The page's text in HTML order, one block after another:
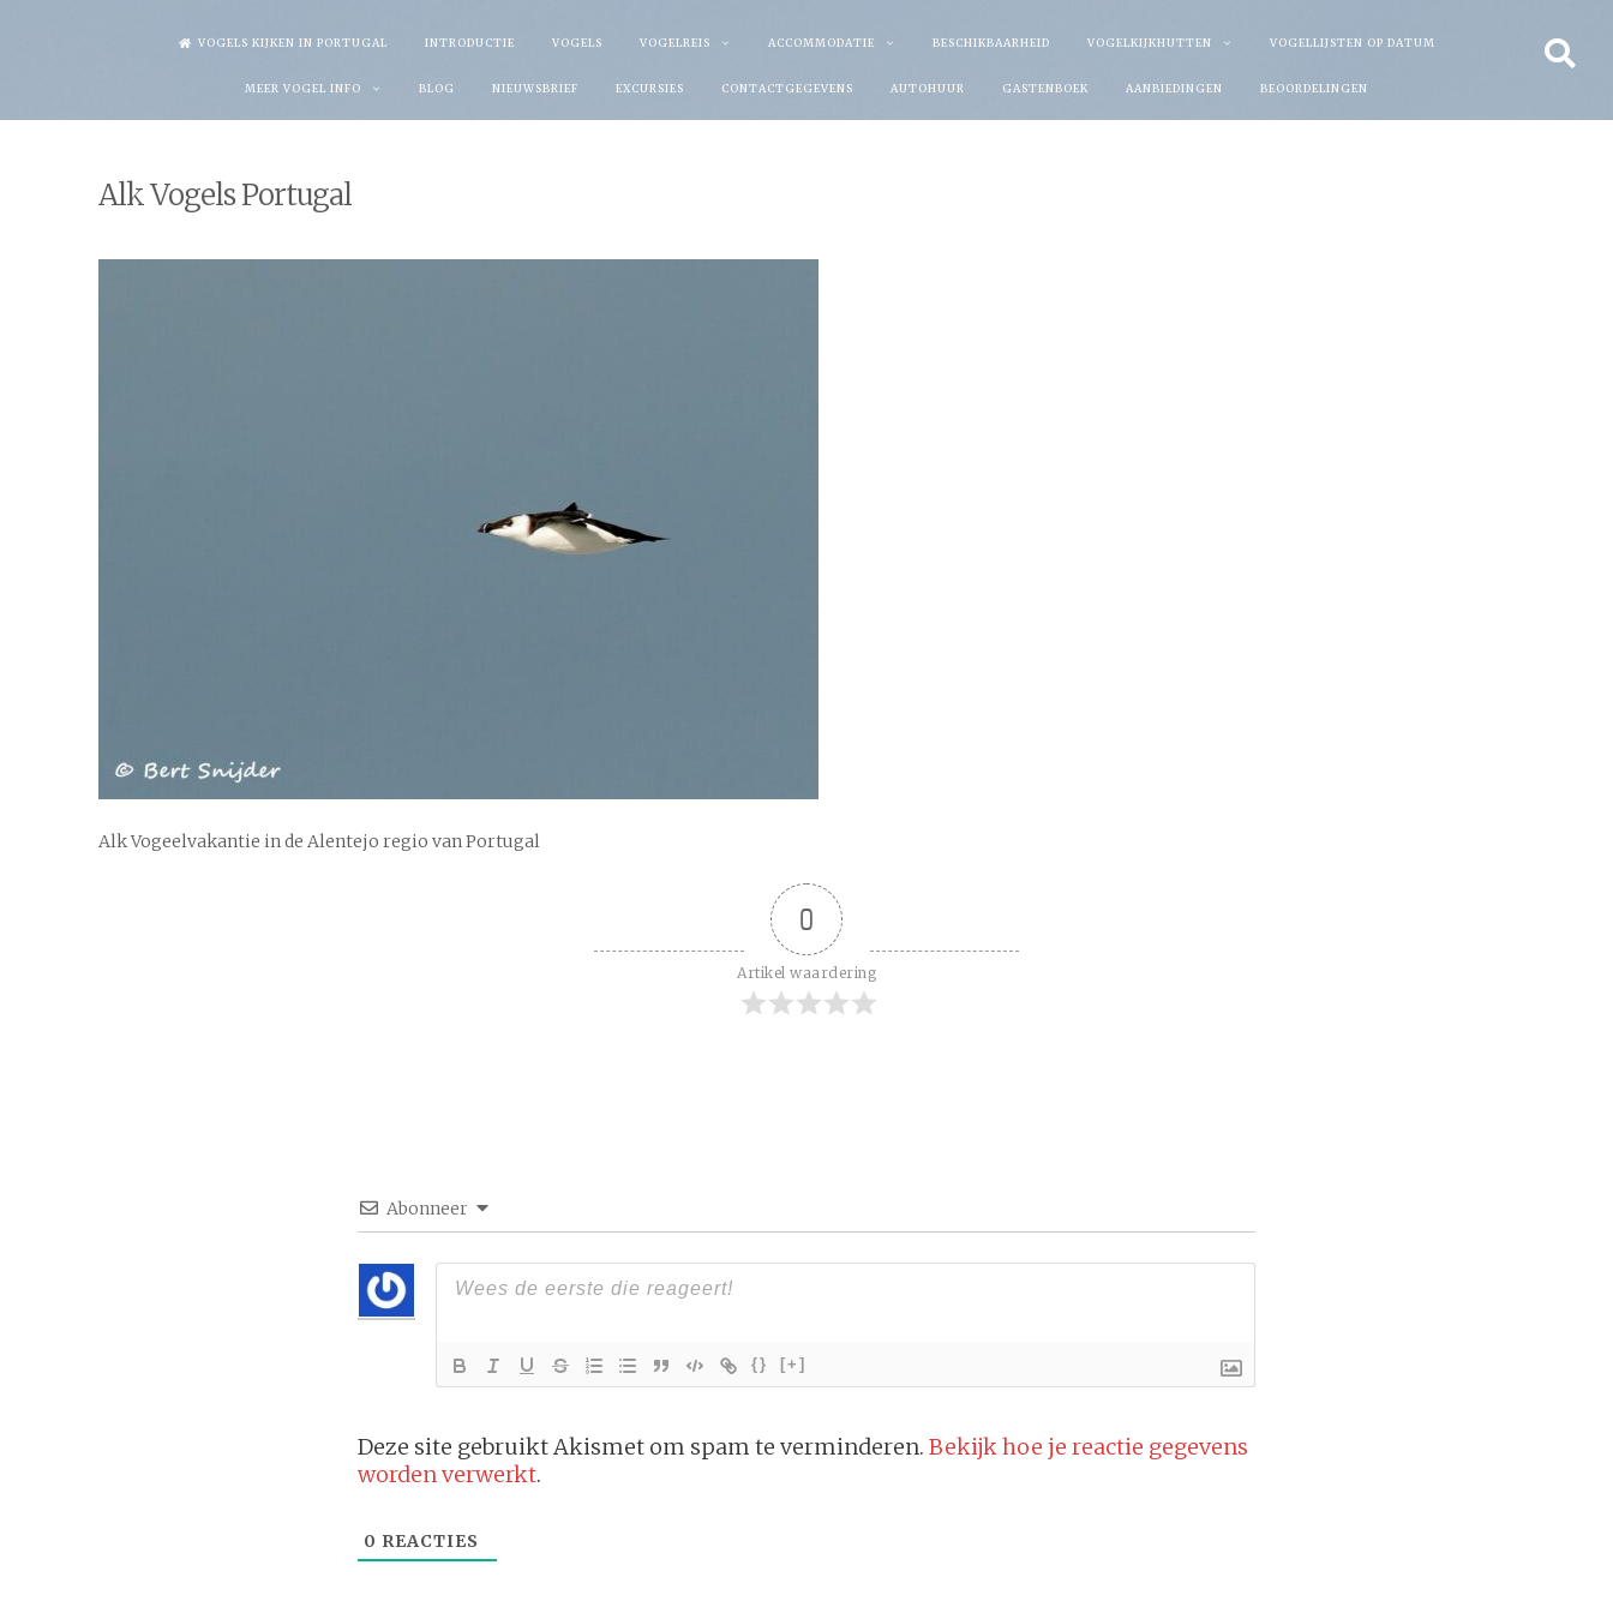
VOGELS KIJKEN IN PORTUGAL INTRODUCTIE VOGELS VOGELREIS ACCOMMODATIE BESCHIKBAARHEID VOGELKIJKHUTTEN VOGELLIJSTEN OP DATUM
MEER VOGEL INFO BLOG NIEUWSBRIEF EXCURSIES CONTACTGEGEVENS AUTOHUUR GASTENBOEK AANBIEDINGEN BEOORDELINGEN
Alk Vogels Portugal
Alk Vogeelvakantie in de Alentejo regio van Portugal
0
Artikel waardering
Abonneer
{} [+]
Deze site gebruikt Akismet om spam te verminderen. Bekijk hoe je reactie gegevens
worden verwerkt.
0 REACTIES